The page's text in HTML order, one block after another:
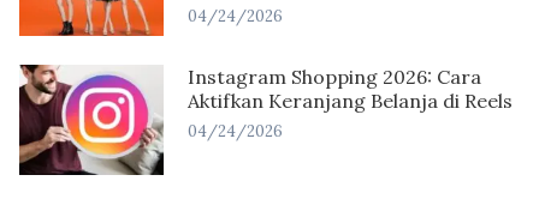
04/24/2026
Instagram Shopping 2026: Cara
Aktifkan Keranjang Belanja di Reels
04/24/2026